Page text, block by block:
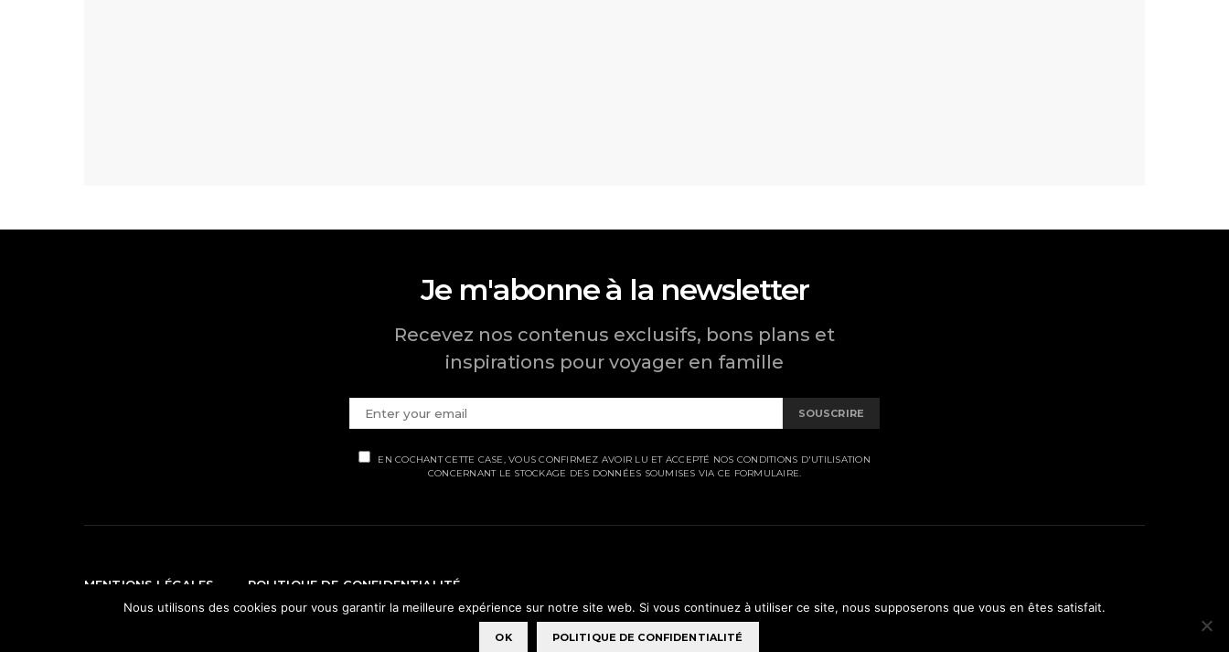
Je m'abonne à la newsletter
Recevez nos contenus exclusifs, bons plans et
inspirations pour voyager en famille
SOUSCRIRE
EN COCHANT CETTE CASE, VOUS CONFIRMEZ AVOIR LU ET ACCEPTÉ NOS CONDITIONS D'UTILISATION
CONCERNANT LE STOCKAGE DES DONNÉES SOUMISES VIA CE FORMULAIRE.
MENTIONS LÉGALES POLITIQUE DE CONFIDENTIALITÉ
© Ti' Piment 2012 - 2026
Nous utilisons des cookies pour vous garantir la meilleure expérience sur notre site web. Si vous continuez à utiliser ce site, nous supposerons que vous en êtes satisfait.
OK POLITIQUE DE CONFIDENTIALITÉ